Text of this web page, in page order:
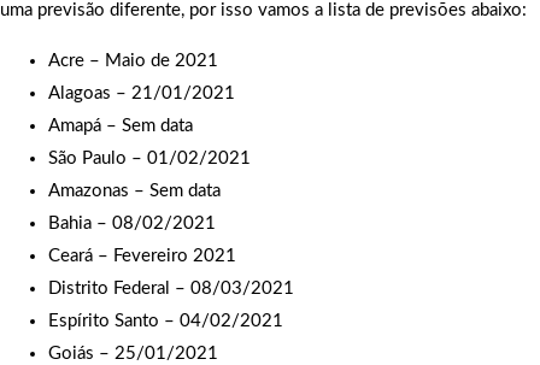
uma previsão diferente, por isso vamos a lista de previsões abaixo:
Acre – Maio de 2021
Alagoas – 21/01/2021
Amapá – Sem data
São Paulo – 01/02/2021
Amazonas – Sem data
Bahia – 08/02/2021
Ceará – Fevereiro 2021
Distrito Federal – 08/03/2021
Espírito Santo – 04/02/2021
Goiás – 25/01/2021